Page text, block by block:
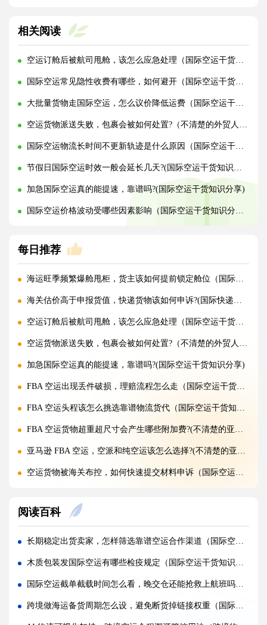
相关阅读
空运订舱后被航司甩舱，该怎么应急处理（国际空运干货知识分享）
国际空运常见隐性收费有哪些，如何避开（国际空运干货知识分享）
大批量货物走国际空运，怎么议价降低运费（国际空运干货知识分享）
空运货物派送失败，包裹会被如何处置?（不清楚的外贸人看过来）
国际空运物流长时间不更新轨迹是什么原因（国际空运干货知识分享）
节假日国际空运时效一般会延长几天?(国际空运干货知识分享)
加急国际空运真的能提速，靠谱吗?(国际空运干货知识分享)
国际空运价格波动受哪些因素影响（国际空运干货知识分享）
每日推荐
海运旺季频繁爆舱甩柜，货主该如何提前锁定舱位（国际海运干货知识分享）
海关估价高于申报货值，快递货物该如何申诉?(国际快递干货知识分享)
空运订舱后被航司甩舱，该怎么应急处理（国际空运干货知识分享）
空运货物派送失败，包裹会被如何处置?（不清楚的外贸人看过来）
加急国际空运真的能提速，靠谱吗?(国际空运干货知识分享)
FBA 空运出现丢件破损，理赔流程怎么走（国际空运干货知识分享）
FBA 空运头程该怎么挑选靠谱物流货代（国际空运干货知识分享）
FBA 空运货物超重超尺寸会产生哪些附加费?(不清楚的亚马逊卖家看过来)
亚马逊 FBA 空运，空派和纯空运该怎么选择?(不清楚的亚马逊卖家看过来)
空运货物被海关布控，如何快速提交材料申诉（国际空运干货知识分享）
国际空运低申报被海关查到，罚款比例是多少?(国际空运干货知识分享)
国际空运的运单有什么作用，包含哪些关键信息（国际空运干货知识分享）
国内哪些港口是国际空运主流始发机场（国际空运干货知识分享）
什么是泡货、重货，国际空运分别怎么定价（国际空运干货知识分享）
国际空运直达与中转航班，该如何选择（不清楚的外贸人看过来）
国际空运客机和全货机分别适合运什么货物（国际空运干货知识分享）
阅读百科
长期稳定出货卖家，怎样筛选靠谱空运合作渠道（国际空运干货知识分享）
木质包装发国际空运有哪些检疫规定（国际空运干货知识分享）
国际空运截单截载时间怎么看，晚交仓还能抢救上航班吗（国际空运干货知识分享）
跨境做海运备货周期怎么设，避免断货掉链接权重（国际海运干货知识分享）